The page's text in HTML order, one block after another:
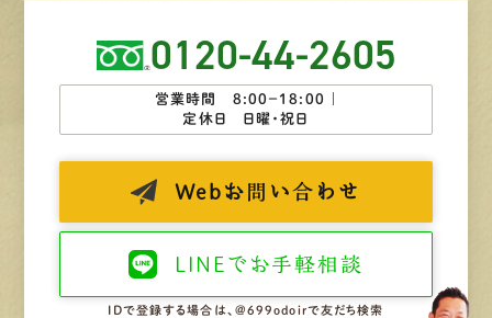
0120-44-2605
営業時間 8:00−18:00 ｜
定休日 日曜・祝日
Web お問い合わせ
LINEで お手軽相談
IDで登録する場合は、@699odoirで友だち検索